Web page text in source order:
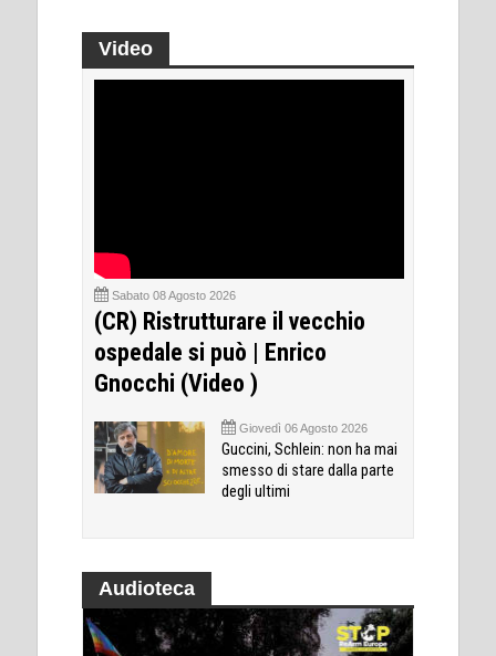
Video
Sabato 08 Agosto 2026
(CR) Ristrutturare il vecchio
ospedale si può | Enrico
Gnocchi (Video )
Giovedì 06 Agosto 2026
Guccini, Schlein: non ha mai
smesso di stare dalla parte
degli ultimi
Audioteca